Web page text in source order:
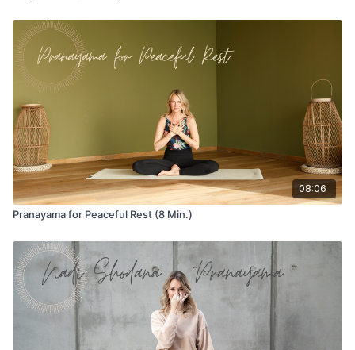
08:06
Pranayama for Peaceful Rest (8 Min.)